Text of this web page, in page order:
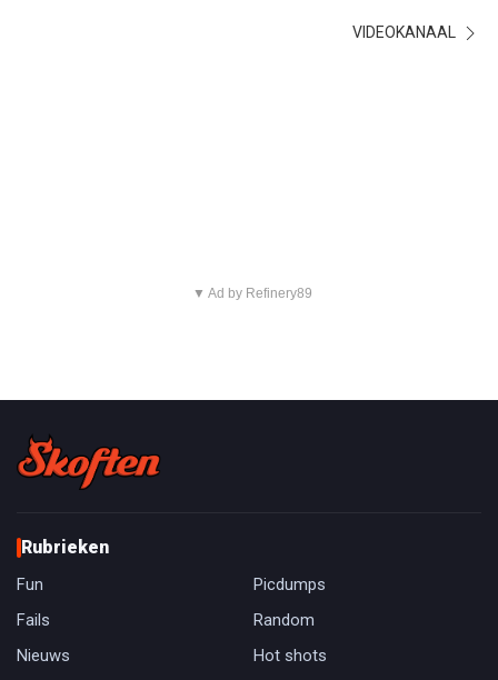
VIDEOKANAAL
▼ Ad by Refinery89
Rubrieken
Fun
Picdumps
Fails
Random
Nieuws
Hot shots